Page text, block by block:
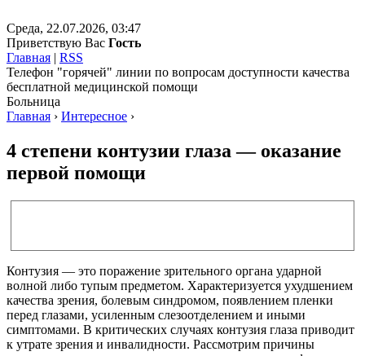
Среда, 22.07.2026, 03:47
Приветствую Вас Гость
Главная | RSS
Телефон "горячей" линии по вопросам доступности качества
бесплатной медицинской помощи
Больница
Главная › Интересное ›
4 степени контузии глаза — оказание
первой помощи
Контузия — это поражение зрительного органа ударной
волной либо тупым предметом. Характеризуется ухудшением
качества зрения, болевым синдромом, появлением пленки
перед глазами, усиленным слезоотделением и иными
симптомами. В критических случаях контузия глаза приводит
к утрате зрения и инвалидности. Рассмотрим причины